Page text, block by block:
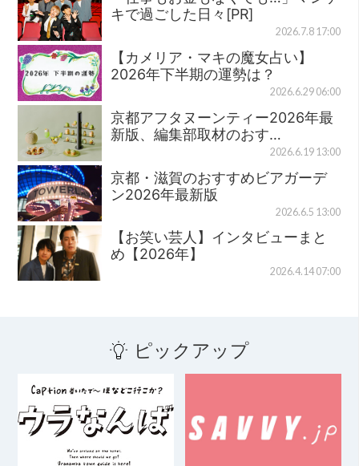
キで過ごした日々[PR]
2026.7.8 17:00
【カメリア・マキの魔女占い】
2026年下半期の運勢は？
2026.6.29 06:00
京都アフタヌーンティー2026年最
新版、編集部取材のおす…
2026.6.19 13:00
京都・滋賀のおすすめビアガーデ
ン2026年最新版
2026.6.5 13:00
【お笑い芸人】インタビューまと
め【2026年】
2026.4.14 07:00
ピックアップ